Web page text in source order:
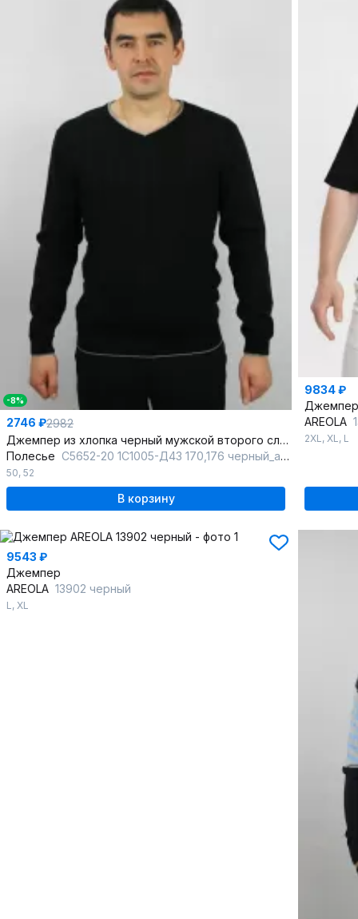
-8%
2746 ₽2982
Джемпер из хлопка черный мужской второго слоя, демисезон
Полесье С5652-20 1С1005-Д43 170,176 черный_антрацит
50, 52
В корзину
9834 ₽
Джемпер
AREOLA
2XL, XL, L
9543 ₽
Джемпер
AREOLA 13902 черный
L , XL